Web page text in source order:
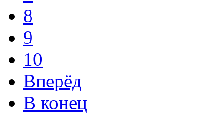
8
9
10
Вперёд
В конец